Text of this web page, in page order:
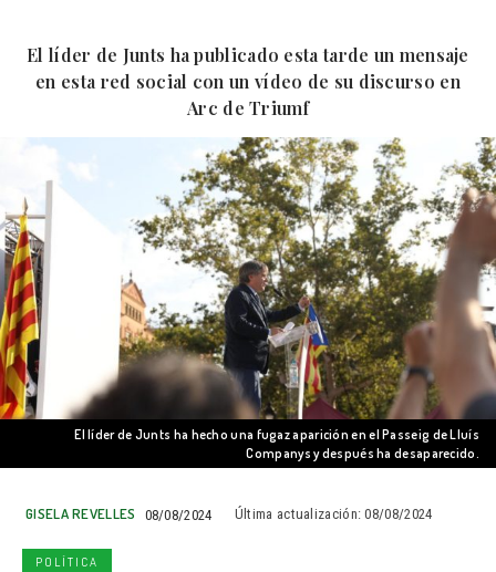
El líder de Junts ha publicado esta tarde un mensaje
en esta red social con un vídeo de su discurso en
Arc de Triumf
El líder de Junts ha hecho una fugaz aparición en el Passeig de Lluís
Companys y después ha desaparecido.
GISELA REVELLES 08/08/2024 Última actualización: 08/08/2024
POLÍTICA